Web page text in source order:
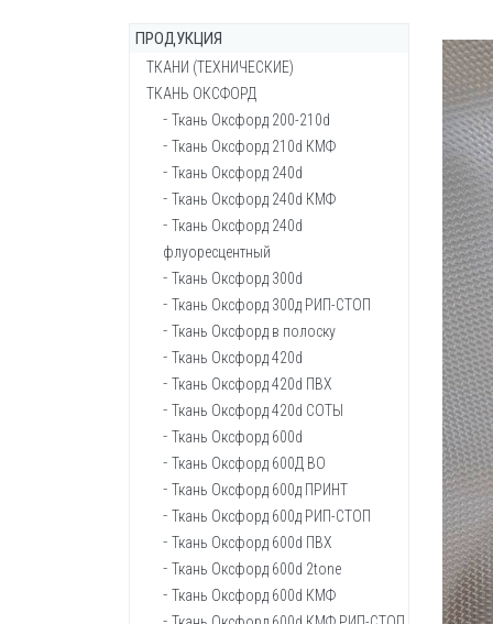
ПРОДУКЦИЯ
ТКАНИ (ТЕХНИЧЕСКИЕ)
Брезент ОП (огнеупорный)
Брезент ВО (водостойкий)
Брезент суровый
Ткань Канвас (брезент сумочный)
Ткань Канвас
Ткань Кирза
Ткань Кондор
Ткань Кондор арт.30с30
Ткань Кордура 500D
Ткань техническая Молескин
Ткань тентовая РИВЕРТЕКС
Ткань акриловая Старбрик (100%
олефин)
Палаточная ткань
ТКАНЬ ОКСФОРД
Ткань Оксфорд 200-210d
Ткань Оксфорд 210d КМФ
Ткань Оксфорд 240d
Ткань Оксфорд 240d КМФ
Ткань Оксфорд 240d
флуоресцентный
Ткань Оксфорд 300d
Ткань Оксфорд 300д РИП-СТОП
Ткань Оксфорд в полоску
Ткань Оксфорд 420d
Ткань Оксфорд 420d ПВХ
Ткань Оксфорд 420d СОТЫ
Ткань Оксфорд 600d
Ткань Оксфорд 600Д ВО
Ткань Оксфорд 600д ПРИНТ
Ткань Оксфорд 600д РИП-СТОП
Ткань Оксфорд 600d ПВХ
Ткань Оксфорд 600d 2tone
Ткань Оксфорд 600d КМФ